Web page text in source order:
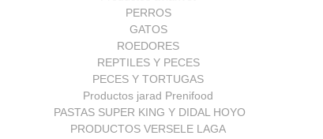
PERROS
GATOS
ROEDORES
REPTILES Y PECES
PECES Y TORTUGAS
Productos jarad Prenifood
PASTAS SUPER KING Y DIDAL HOYO
PRODUCTOS VERSELE LAGA